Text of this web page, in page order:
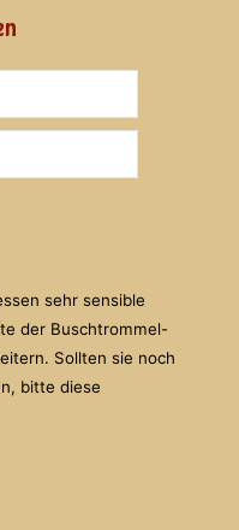
sehr sensible
der Buschtrommel-
Sollten sie noch
bitte diese